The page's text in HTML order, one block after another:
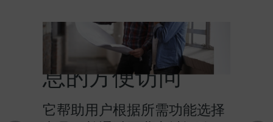
HIT提供对产品信
息的方便访问
它帮助用户根据所需功能选择